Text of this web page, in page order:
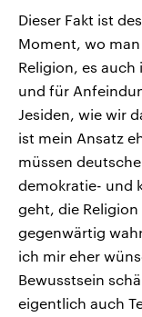
Dieser Fakt ist
Moment, wo
Religion, es
und für
Jesiden, wie wir
ist mein Ansatz
müssen
demokratie- und
geht, die
gegenwärtig
ich mir eher
Bewusstsein
eigentlich auch